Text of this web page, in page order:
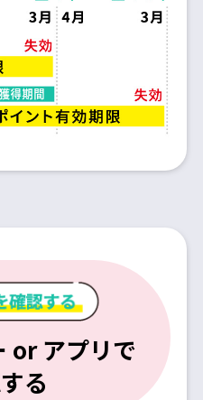
or アプリで
る